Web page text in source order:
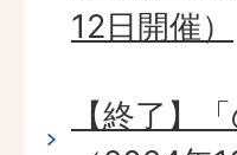
12日開催）
【終了】